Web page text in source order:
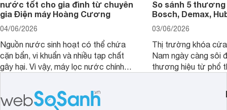
nước tốt cho gia đình từ chuyên
gia Điện máy Hoàng Cương
04/06/2026
Nguồn nước sinh hoạt có thể chứa
cặn bẩn, vi khuẩn và nhiều tạp chất
gây hại. Vì vậy, máy lọc nước chính
sạch cho cả gia đình.
So sánh 5 thương
Bosch, Demax,
03/06/2026
Thị trường khóa
Nam ngày càng sôi
thương hiệu từ phổ
sẽ so sánh 5